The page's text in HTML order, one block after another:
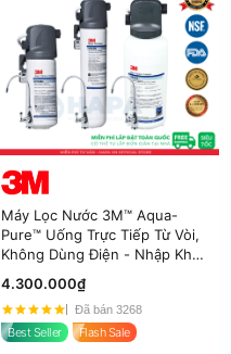
Máy Lọc Nước 3M™ Aqua-
Pure™ Uống Trực Tiếp Từ Vòi,
Không Dùng Điện - Nhập Khẩu
4.300.000₫
Đã bán 3268
Best Seller Flash Sale